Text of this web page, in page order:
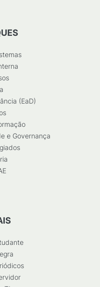
(EaD)
e Governança